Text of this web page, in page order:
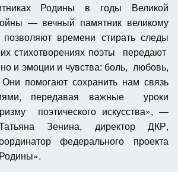
Родины в годы Великой
— вечный памятник великому
времени стирать следы
стихотворениях поэты передают
и эмоции и чувства: боль, любовь,
помогают сохранить нам связь
передавая важные уроки
поэтического искусства», —
Зенина, директор ДКР,
федерального проекта